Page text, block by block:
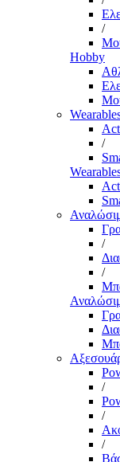
/
Hobby
/
/
/
/
/
/